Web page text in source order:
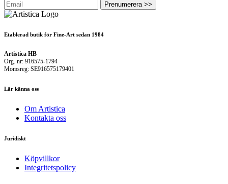
Prenumerera >>
Etablerad butik för Fine-Art sedan 1984
Artistica HB
Org. nr: 916575-1794
Momsreg: SE916575179401
Lär känna oss
Om Artistica
Kontakta oss
Juridiskt
Köpvillkor
Integritetspolicy